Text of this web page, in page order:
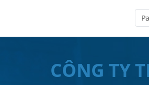
CÔNG TY